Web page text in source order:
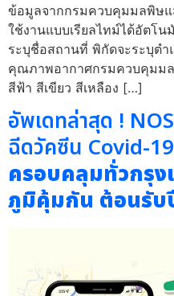
ข้อมูลจากกรมควบคุมมลพิษ
ใช้งานแบบเรียลไทม์ได้อัตโน
ระบุชื่อสถานที่ พิกัดจะระบุต
คุณภาพอากาศกรมควบคุมม
สีฟ้า สีเขียว สีเหลือง […]
อัพเดทล่าสุด !
ฉีดวัคซีน Covid-
ครอบคลุมทั่วกรุง
ภูมิคุ้มกัน ต้อนรับ